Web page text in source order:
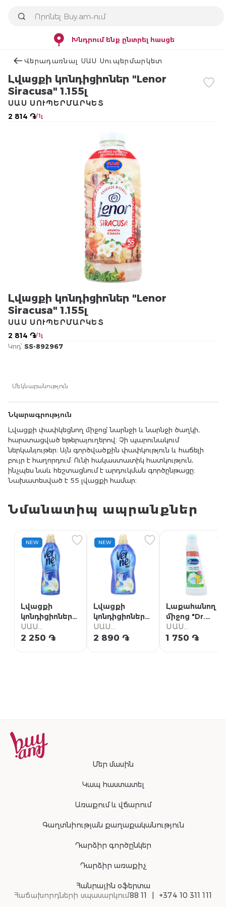
Խնդրում ենք ընտրել հասցե
Վերադառնալ ՍԱՍ Սուպերմարկետ
Լվացքի կոնդիցիոներ "Lenor
Siracusa" 1.155լ
2 814 ֏/ 1լ
ՍԱՍ ՍՈՒՊԵՐՄԱՐԿԵՏ
Լվացքի կոնդիցիոներ "Lenor
Siracusa" 1.155լ
2 814 ֏/ 1լ
ՍԱՍ ՍՈՒՊԵՐՄԱՐԿԵՏ
Կոդ՝ SS-892967
Մեկնաբանություն
Նկարագրություն
Լվացքի փափկեցնող միջոց՝ նարնջի և նարնջի ծաղկի,
հարստացված եթերայուղերով։ Չի պարունակում
ներկանյութեր։ Այն գործվածքին փափկություն և հաճելի
բույր է հաղորդում: Ունի հակաստատիկ հատկություն,
ինչպես նաև հեշտացնում է արդուկման գործընթացը։
Նախատեսված է 55 լվացքի համար։
Նմանատիպ ապրանքներ
NEW
Լվացքի
կոնդիցիոներ
"Vernel Max
Свежий Бриз"
ՍԱՍ
Սուպերմարկետ
2 250 ֏
NEW
Լվացքի
կոնդիցիոներ
"Vernel Max
Свежий Бриз"
ՍԱՍ
Սուպերմարկետ
2 890 ֏
Լաքահանող
միջոց "Dr.
Bechmann
Original" 250մլ
ՍԱՍ
Սուպերմարկետ
1 750 ֏
Մեր մասին
Կապ հաստատել
Առաքում և վճարում
Գաղտնիության քաղաքականություն
Դարձիր գործընկեր
Դարձիր առաքիչ
Հանրային օֆերտա
Հաճախորդների սպասարկում88 11 +374 10 311 111